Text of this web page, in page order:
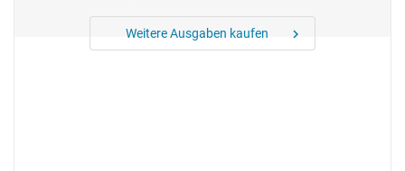
Weitere Ausgaben kaufen chevron_right